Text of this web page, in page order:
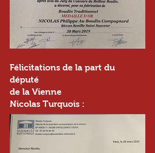
Félicitations de la part du
député
de la Vienne
Nicolas Turquois :